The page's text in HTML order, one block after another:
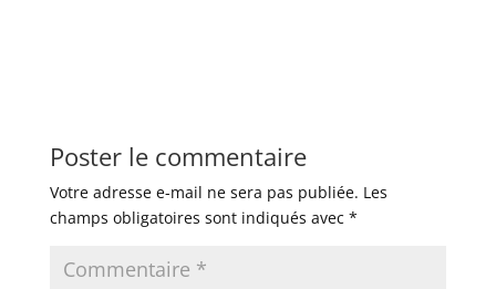
Poster le commentaire
Votre adresse e-mail ne sera pas publiée. Les
champs obligatoires sont indiqués avec *